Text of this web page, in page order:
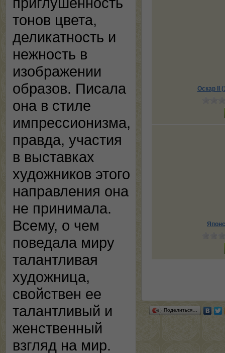
тонов цвета,
деликатность и
нежность в
изображении
образов. Писала
она в стиле
импрессионизма,
правда, участия
в выставках
художников этого
направления она
не принимала.
Всему, о чем
поведала миру
талантливая
художница,
свойствен ее
талантливый и
женственный
взгляд на мир.
Оскар II
Поделиться…